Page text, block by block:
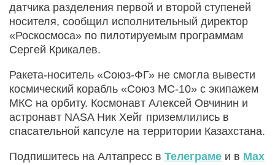
датчика разделения первой и второй ступеней
носителя, сообщил исполнительный директор
«Роскосмоса» по пилотируемым программам
Сергей Крикалев.
Ракета-носитель «Союз-ФГ» не смогла вывести
космический корабль «Союз МС-10» с экипажем
МКС на орбиту. Космонавт Алексей Овчинин и
астронавт NASA Ник Хейг приземлились в
спасательной капсуле на территории Казахстана.
Подпишитесь на Алтапресс в Телеграме и в Max